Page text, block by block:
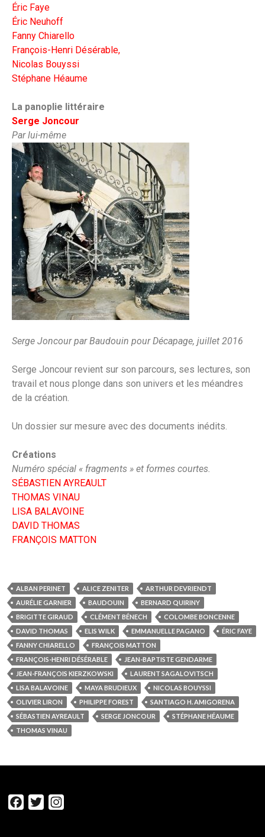
Éric Faye
Éric Neuhoff
Fanny Chiarello
François-Henri Désérable,
Nicolas Bouyssi
Stéphane Héaume
La panoplie littéraire
Serge Joncour
Par lui-même
Serge Joncour par Baudouin pour Décapage, juillet 2016
Serge Joncour revient sur son parcours, ses lectures, son
travail et nous plonge dans son univers et les méandres
de la création.
Un dossier sur mesure avec des documents inédits.
Créations
Numéro spécial « fragments » et formes courtes.
SÉBASTIEN AYREAULT
THOMAS VINAU
LISA BALAVOINE
DAVID THOMAS
FRANÇOIS MATTON
ALBAN PERINET ALICE ZENITER
ARTHUR DEVRIENDT
AURÉLIE GARNIER
BAUDOUIN
BERNARD QUIRINY
BRIGITTE GIRAUD
CLÉMENT BÉNECH
COLOMBE BONCENNE
DAVID THOMAS
ELIS WILK EMMANUELLE PAGANO
ÉRIC FAYE
FANNY CHIARELLO
FRANÇOIS MATTON
FRANÇOIS-HENRI DÉSÉRABLE
JEAN-BAPTISTE GENDARME
JEAN-FRANÇOIS KIERZKOWSKI
LAURENT SAGALOVITSCH
LISA BALAVOINE
MAYA BRUDIEUX
NICOLAS BOUYSSI
OLIVIER LIRON
PHILIPPE FOREST
SANTIAGO H. AMIGORENA
SÉBASTIEN AYREAULT
SERGE JONCOUR
STÉPHANE HÉAUME
THOMAS VINAU